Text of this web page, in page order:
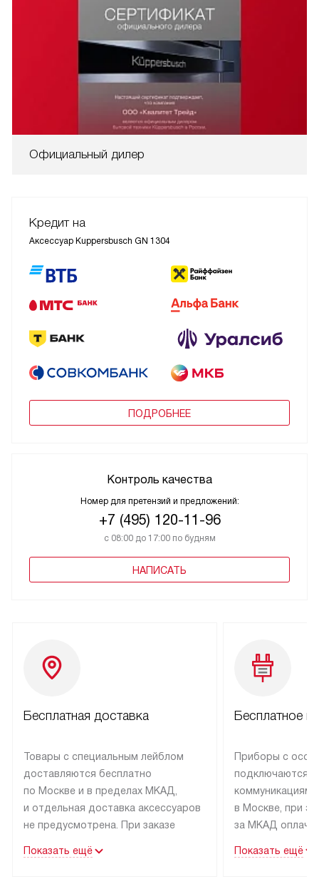
Официальный дилер
Кредит на
Аксессуар Kuppersbusch GN 1304
ПОДРОБНЕЕ
Контроль качества
Номер для претензий и предложений:
+7 (495) 120-11-96
с 08:00 до 17:00 по будням
НАПИСАТЬ
Бесплатная доставка
Товары с специальным лейблом
доставляются бесплатно
по Москве и в пределах МКАД,
и отдельная доставка аксессуаров
не предусмотрена. При заказе
рекомендуем обсудить
Показать ещё
Бесплатное
Приборы с
подключаются к
коммуникациям
в Москве, при
за МКАД
партнера
Показать ещё